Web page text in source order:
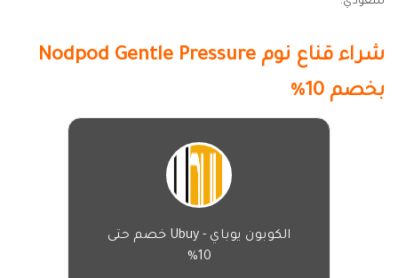
شراء قناع نوم Nodpod Gentle Pressure
بخصم 10%
الكوبون يوباي - Ubuy خصم حتى
10%